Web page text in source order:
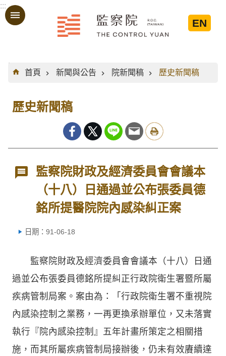
跳到主要內容區塊
:::
EN
:::
首頁
新聞與公告 院新聞稿 歷史新聞稿
歷史新聞稿
監察院財政及經濟委員會會議本
（十八）日通過並公布張委員德
銘所提醫院院內感染糾正案
日期：91-06-18
監察院財政及經濟委員會會議本（十八）日通
過並公布張委員德銘所提糾正行政院衛生署暨所屬
疾病管制局案。案由為：「行政院衛生署不重視院
內感染控制之業務，一再更換承辦單位，又未落實
執行『院內感染控制』五年計畫所策定之相關措
施，而其所屬疾病管制局接辦後，仍未有效賡續達